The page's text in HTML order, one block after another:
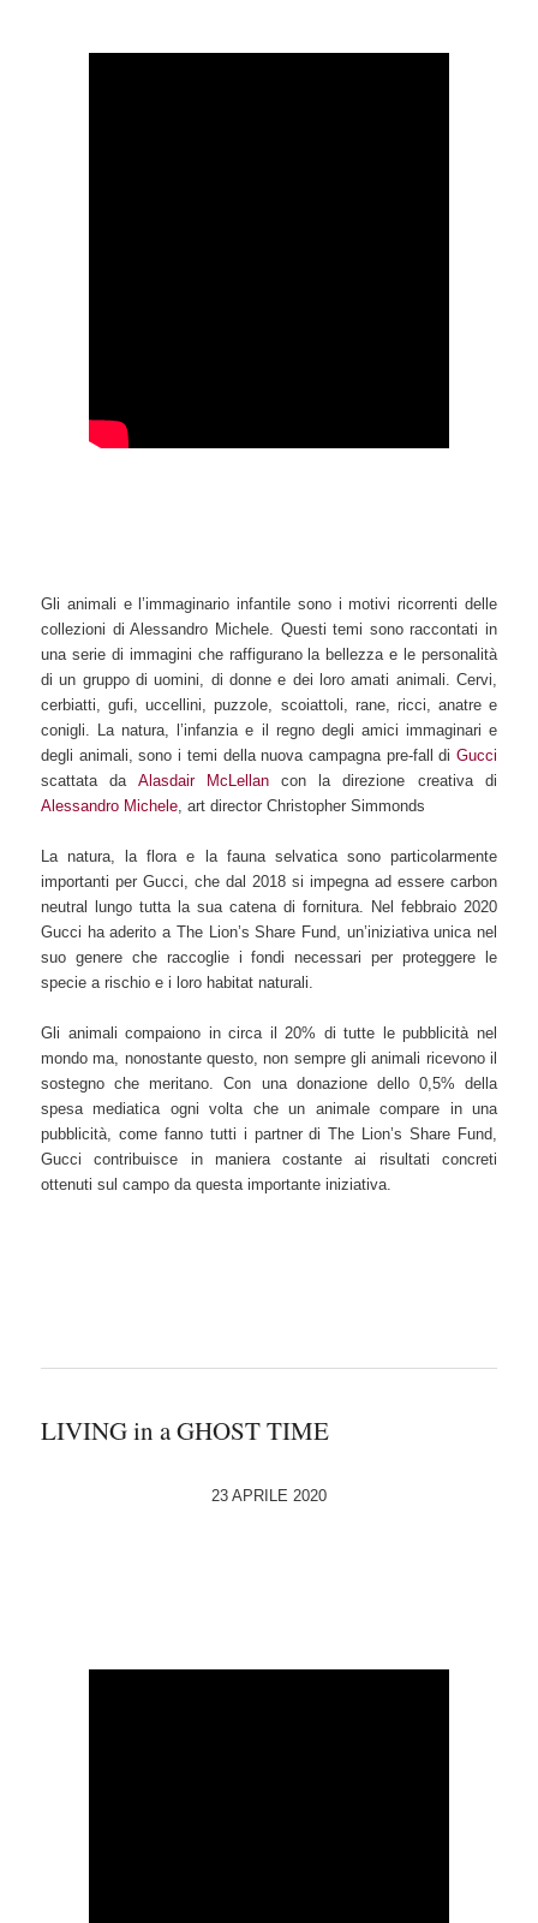
Gli animali e l’immaginario infantile sono i motivi ricorrenti delle
collezioni di Alessandro Michele. Questi temi sono raccontati in
una serie di immagini che raffigurano la bellezza e le personalità
di un gruppo di uomini, di donne e dei loro amati animali. Cervi,
cerbiatti, gufi, uccellini, puzzole, scoiattoli, rane, ricci, anatre e
conigli. La natura, l’infanzia e il regno degli amici immaginari e
degli animali, sono i temi della nuova campagna pre-fall di Gucci
scattata da Alasdair McLellancon la direzione creativa di
Alessandro Michele , art director Christopher Simmonds
La natura, la flora e la fauna selvatica sono particolarmente
importanti per Gucci, che dal 2018 si impegna ad essere carbon
neutral lungo tutta la sua catena di fornitura. Nel febbraio 2020
Gucci ha aderito a The Lion’s Share Fund, un’iniziativa unica nel
suo genere che raccoglie i fondi necessari per proteggere le
specie a rischio e i loro habitat naturali.
Gli animali compaiono in circa il 20% di tutte le pubblicità nel
mondo ma, nonostante questo, non sempre gli animali ricevono il
sostegno che meritano. Con una donazione dello 0,5% della
spesa mediatica ogni volta che un animale compare in una
pubblicità, come fanno tutti i partner di The Lion’s Share Fund,
Gucci contribuisce in maniera costante ai risultati concreti
ottenuti sul campo da questa importante iniziativa.
LIVING in a GHOST TIME
23 APRILE 2020